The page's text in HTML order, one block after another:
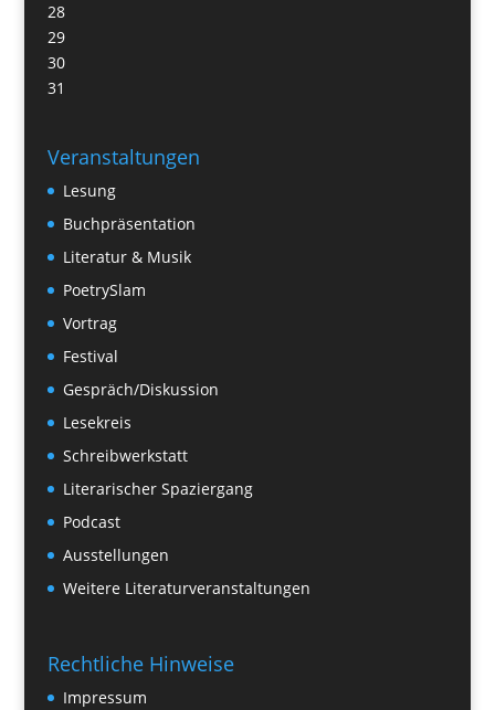
28
29
30
31
Veranstaltungen
Lesung
Buchpräsentation
Literatur & Musik
PoetrySlam
Vortrag
Festival
Gespräch/Diskussion
Lesekreis
Schreibwerkstatt
Literarischer Spaziergang
Podcast
Ausstellungen
Weitere Literaturveranstaltungen
Rechtliche Hinweise
Impressum